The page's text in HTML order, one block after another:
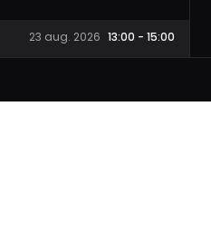
23 aug. 2026 13:00 - 15:00